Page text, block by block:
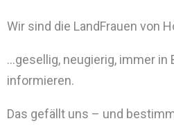
Wir sind die LandFrauen von
…gesellig, neugierig, immer
informieren.
Das gefällt uns – und